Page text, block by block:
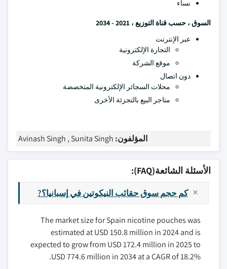
نساء
السوق ، حسب قناة التوزيع ، 2021 - 2034
عبر الإنترنت
التجارة الإلكترونية
موقع الشركة
دون اتصال
محلات السجائر الإلكترونية المتخصصة
متاجر البيع بالتجزئة الأخرى
المؤلفون: Avinash Singh , Sunita Singh
الأسئلة الشائعة(FAQ):
كم حجم سوق حقائب النيكوتين في إسبانيا؟?
The market size for Spain nicotine pouches was
estimated at USD 150.8 million in 2024 and is
expected to grow from USD 172.4 million in 2025 to
USD 774.6 million in 2034 at a CAGR of 18.2%.